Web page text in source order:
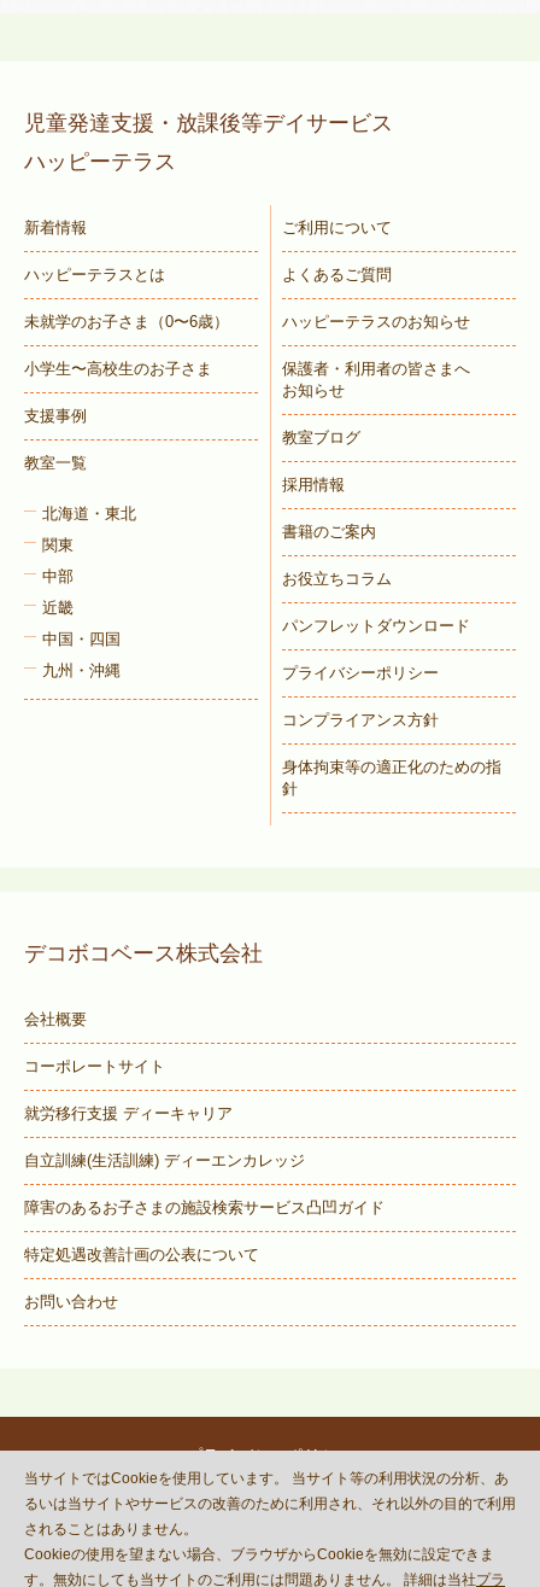
児童発達支援・放課後等デイサービス
ハッピーテラス
新着情報
ハッピーテラスとは
未就学のお子さま （0〜6歳）
小学生〜高校生のお子さま
支援事例
教室一覧
北海道・東北
関東
中部
近畿
中国・四国
九州・沖縄
ご利用について
よくあるご質問
ハッピーテラスのお知らせ
保護者・利用者の皆さまへ
お知らせ
教室ブログ
採用情報
書籍のご案内
お役立ちコラム
パンフレットダウンロード
プライバシーポリシー
コンプライアンス方針
身体拘束等の適正化のための指
針
デコボコベース株式会社
会社概要
コーポレートサイト
就労移行支援 ディーキャリア
自立訓練(生活訓練) ディーエンカレッジ
障害のあるお子さまの施設検索サービス凸凹ガイド
特定処遇改善計画の公表について
お問い合わせ
プライバシーポリシー
© DECOBOCO BASE Co.,Ltd.
and Terms of Serviceapply.
当サイトではCookieを使用しています。 当サイト等の利用状況の分析、あ
るいは当サイトやサービスの改善のために利用され、それ以外の目的で利用
されることはありません。
Cookieの使用を望まない場合、ブラウザからCookieを無効に設定できま
す。無効にしても当サイトのご利用には問題ありません。 詳細は当社プラ